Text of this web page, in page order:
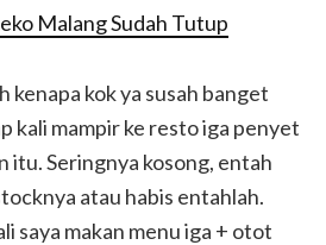
Malang Sudah Tutup
kenapa kok ya susah banget
kali mampir ke resto iga penyet
itu. Seringnya kosong, entah
atau habis entahlah.
saya makan menu iga + otot